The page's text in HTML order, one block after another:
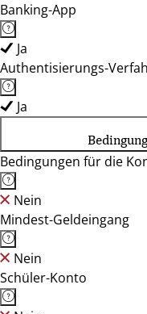
Banking-App
Ja
Authentisierungs-
Ja
Bedingungen für die
Nein
Mindest-Geldeingang
Nein
Schüler-Konto